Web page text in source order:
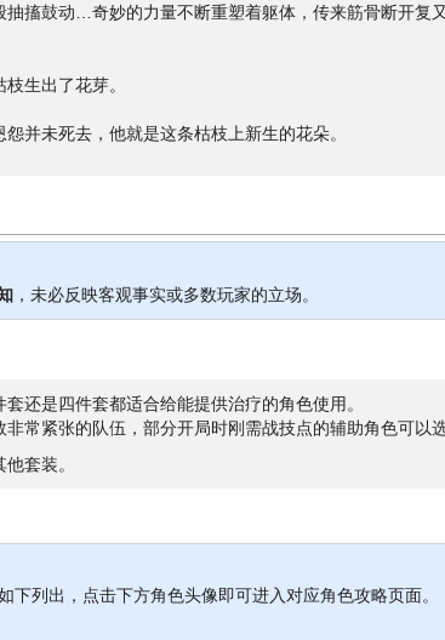
搐鼓动…奇妙的力量不断重塑着躯体，传来筋骨断开
生出了花芽。
并未死去，他就是这条枯枝上新生的花朵。
，未必反映客观事实或多数玩家的立场。
还是四件套都适合给能提供治疗的角色使用。
常紧张的队伍，部分开局时刚需战技点的辅助角色可以选
套装。
下列出，点击下方角色头像即可进入对应角色攻略页面。